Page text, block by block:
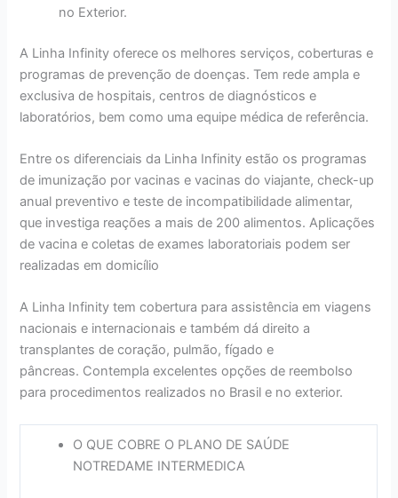
no Exterior.
A Linha Infinity oferece os melhores serviços, coberturas e
programas de prevenção de doenças. Tem rede ampla e
exclusiva de hospitais, centros de diagnósticos e
laboratórios, bem como uma equipe médica de referência.
Entre os diferenciais da Linha Infinity estão os programas
de imunização por vacinas e vacinas do viajante, check-up
anual preventivo e teste de incompatibilidade alimentar,
que investiga reações a mais de 200 alimentos. Aplicações
de vacina e coletas de exames laboratoriais podem ser
realizadas em domicílio
A Linha Infinity tem cobertura para assistência em viagens
nacionais e internacionais e também dá direito a
transplantes de coração, pulmão, fígado e
pâncreas. Contempla excelentes opções de reembolso
para procedimentos realizados no Brasil e no exterior.
O QUE COBRE O PLANO DE SAÚDE
NOTREDAME INTERMEDICA